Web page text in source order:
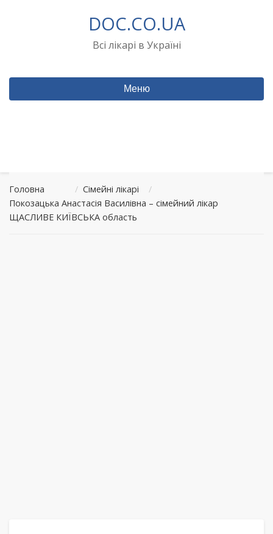
DOC.CO.UA
Всі лікарі в Україні
Меню
Головна / Сімейні лікарі
/
Покозацька Анастасія Василівна – сімейний лікар
ЩАСЛИВЕ КИЇВСЬКА область